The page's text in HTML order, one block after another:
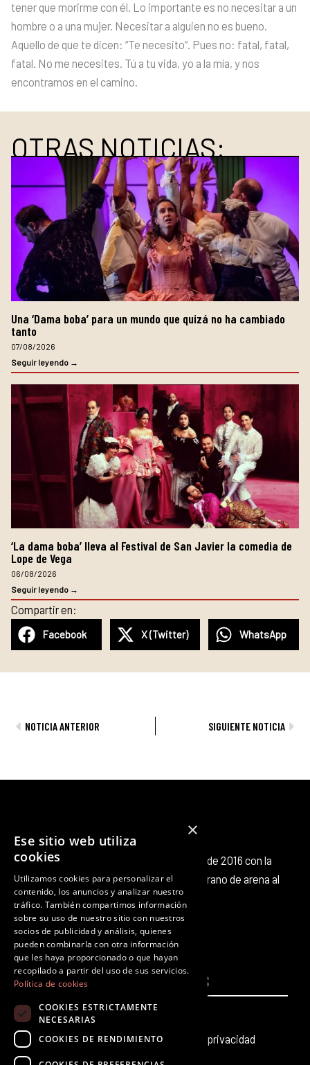
tener que morirme con él. Lo importante es no necesitar a un
hombre o a una mujer. Necesitar a alguien no es bueno.
Aquello de que te dicen: “Te necesito”. Pues no: fatal, fatal,
fatal. No me necesites. Tú a tu vida, yo a la mía, y nos
encontramos en el camino.
OTRAS NOTICIAS:
Una ‘Dama boba’ para un mundo que quizá no ha cambiado
tanto
07/08/2026
Seguir leyendo →
‘La dama boba’ lleva al Festival de San Javier la comedia de
Lope de Vega
06/08/2026
Seguir leyendo →
Compartir en:
Facebook X (Twitter) WhatsApp
AntNOTICIA ANTERIOR SIGUIENTE NOTICIA
Octubre Producciones nace en octubre de 2016 con la
intención de aportar nuestro pequeño grano de arena al
panorama cultural existente.
F
a
c
e
b
o
k
T
w
i
t
t
r
I
n
s
t
r
a
m
Y
o
u
t
e
L
i
n
k
i
n
T
k
t
PÁGINAS
Inicio
Producciones teatrales
LEGALES
Aviso legal
Política de privacidad
×
Ese sitio web utiliza
cookies
Utilizamos cookies para personalizar el
contenido, los anuncios y analizar nuestro
tráfico. También compartimos información
sobre su uso de nuestro sitio con nuestros
socios de publicidad y análisis, quienes
pueden combinarla con otra información
que les haya proporcionado o que hayan
recopilado a partir del uso de sus servicios.
Política de cookies
COOKIES ESTRICTAMENTE
NECESARIAS
COOKIES DE RENDIMIENTO